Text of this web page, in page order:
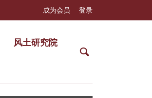
成为会员 登录
风土研究院